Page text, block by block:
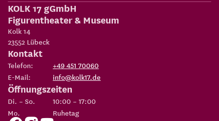
KOLK 17 gGmbH
Figurentheater & Museum
Kolk 14
23552 Lübeck
Kontakt
Telefon:
+49 451 70060
E-Mail:
info@kolk17.de
Öffnungszeiten
Di. – So.
10:00 – 17:00
Mo.
Ruhetag